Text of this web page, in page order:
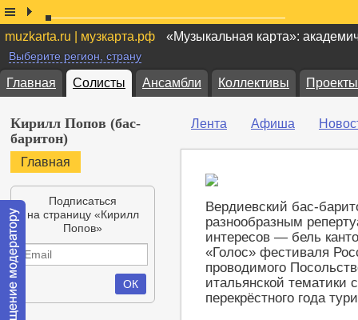
muzkarta.ru | музкарта.рф «Музыкальная карта»:
Выберите регион, страну
Главная Солисты Ансамбли Коллективы Проекты
Кирилл Попов (бас-
баритон)
Главная
Подписаться
на страницу «Кирилл
Попов»
Лента Афиша
Вердиевский бас-
разнообразным
интересов — бель
«Голос» фестиваля
проводимого
итальянской
перекрёстного года